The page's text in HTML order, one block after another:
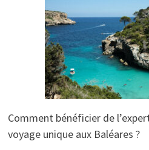
Comment bénéficier de
voyage unique aux Baléares ?